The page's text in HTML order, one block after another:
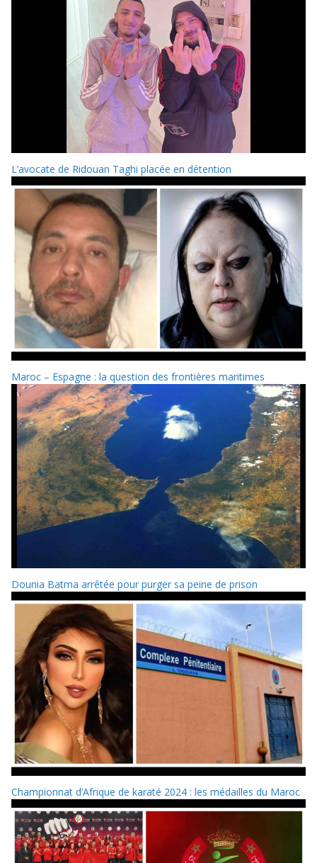
L’avocate de Ridouan Taghi placée en détention
Maroc – Espagne : la question des frontières maritimes
Dounia Batma arrêtée pour purger sa peine de prison
Championnat d’Afrique de karaté 2024 : les médailles du Maroc